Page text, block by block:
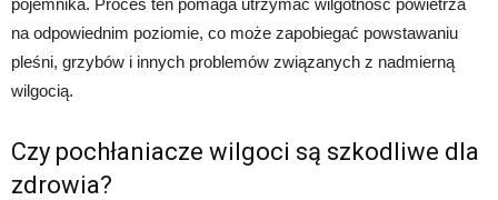
pojemnika. Proces ten pomaga utrzymać wilgotność powietrza
na odpowiednim poziomie, co może zapobiegać powstawaniu
pleśni, grzybów i innych problemów związanych z nadmierną
wilgocią.
Czy pochłaniacze wilgoci są szkodliwe dla
zdrowia?